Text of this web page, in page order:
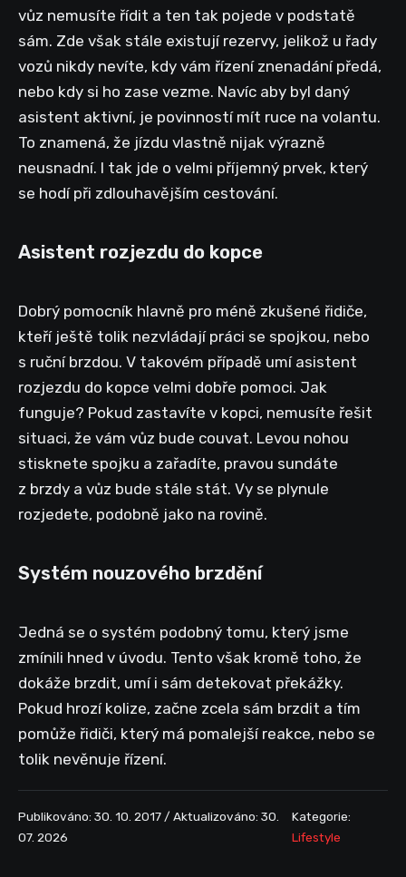
vůz nemusíte řídit a ten tak pojede v podstatě
sám. Zde však stále existují rezervy, jelikož u řady
vozů nikdy nevíte, kdy vám řízení znenadání předá,
nebo kdy si ho zase vezme. Navíc aby byl daný
asistent aktivní, je povinností mít ruce na volantu.
To znamená, že jízdu vlastně nijak výrazně
neusnadní. I tak jde o velmi příjemný prvek, který
se hodí při zdlouhavějším cestování.
Asistent rozjezdu do kopce
Dobrý pomocník hlavně pro méně zkušené řidiče,
kteří ještě tolik nezvládají práci se spojkou, nebo
s ruční brzdou. V takovém případě umí asistent
rozjezdu do kopce velmi dobře pomoci. Jak
funguje? Pokud zastavíte v kopci, nemusíte řešit
situaci, že vám vůz bude couvat. Levou nohou
stisknete spojku a zařadíte, pravou sundáte
z brzdy a vůz bude stále stát. Vy se plynule
rozjedete, podobně jako na rovině.
Systém nouzového brzdění
Jedná se o systém podobný tomu, který jsme
zmínili hned v úvodu. Tento však kromě toho, že
dokáže brzdit, umí i sám detekovat překážky.
Pokud hrozí kolize, začne zcela sám brzdit a tím
pomůže řidiči, který má pomalejší reakce, nebo se
tolik nevěnuje řízení.
Publikováno: 30. 10. 2017 / Aktualizováno: 30.
07. 2026
Kategorie:
Lifestyle